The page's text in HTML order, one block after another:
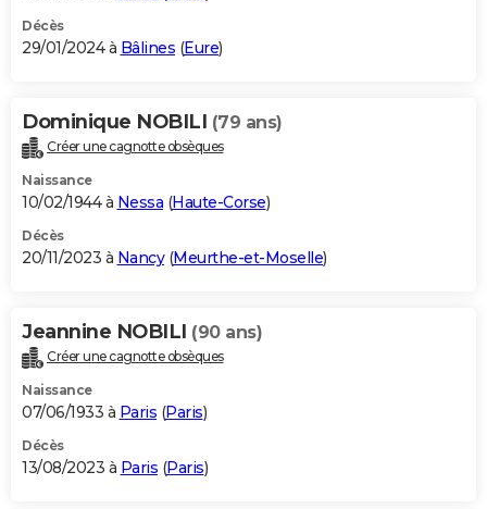
Décès
29/01/2024 à Bâlines (Eure)
Dominique NOBILI (79 ans)
Créer une cagnotte obsèques
Naissance
10/02/1944 à Nessa (Haute-Corse)
Décès
20/11/2023 à Nancy(Meurthe-et-Moselle)
Jeannine NOBILI (90 ans)
Créer une cagnotte obsèques
Naissance
07/06/1933 à Paris (Paris)
Décès
13/08/2023 à Paris (Paris)